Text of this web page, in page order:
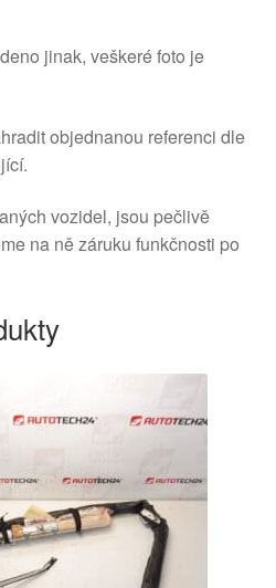
jinak, veškeré foto je
objednanou referenci dle
vozidel, jsou pečlivě
na ně záruku funkčnosti po